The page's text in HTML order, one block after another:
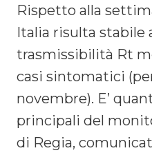
Rispetto alla
Italia risulta stabile
trasmissibilità Rt
casi sintomatici
novembre). E’
principali del
di Regia,